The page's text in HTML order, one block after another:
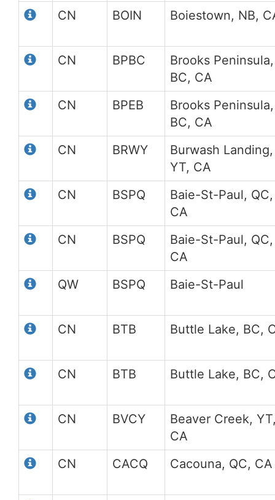
CN BOIN Boiestown, NB,
CN BPBC
Brooks Peninsula,
BC, CA
CN
BPEB
Brooks Peninsula,
BC, CA
CN
BRWY
Burwash Landing,
YT, CA
CN
BSPQ
Baie-St-Paul, QC,
CA
CN
BSPQ
Baie-St-Paul, QC,
CA
QW
BSPQ Baie-St-Paul
CN BTB Buttle Lake, BC,
CN BTB Buttle Lake, BC,
CN BVCY
Beaver Creek,
CA
CN
CACQ Cacouna, QC, CA